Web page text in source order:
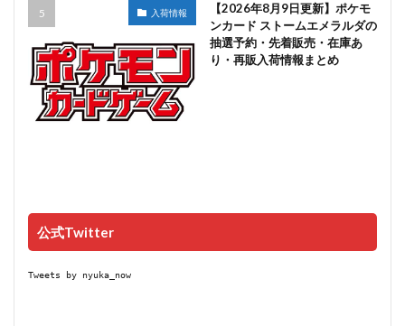
入荷情報
【2026年8月9日更新】ポケモ
ンカード ストームエメラルダの
抽選予約・先着販売・在庫あ
り・再販入荷情報まとめ
公式Twitter
Tweets by nyuka_now